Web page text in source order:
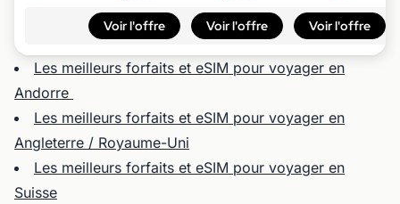
Voir l'offre Voir l'offre Voir l'offre
Les meilleurs forfaits et eSIM pour voyager en
Andorre
Les meilleurs forfaits et eSIM pour voyager en
Angleterre / Royaume-Uni
Les meilleurs forfaits et eSIM pour voyager en
Suisse